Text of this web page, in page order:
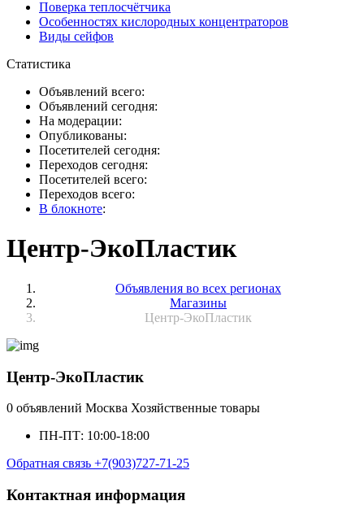
Поверка теплосчётчика
Особенностях кислородных концентраторов
Виды сейфов
Статистика
Объявлений всего:
Объявлений сегодня:
На модерации:
Опубликованы:
Посетителей сегодня:
Переходов сегодня:
Посетителей всего:
Переходов всего:
В блокноте:
Центр-ЭкоПластик
Объявления во всех регионах
Магазины
Центр-ЭкоПластик
Центр-ЭкоПластик
0 объявлений Москва Хозяйственные товары
ПН-ПТ: 10:00-18:00
Обратная связь +7(903)727-71-25
Контактная информация